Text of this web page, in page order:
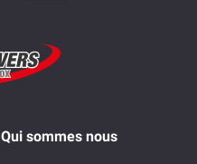
Qui sommes nous